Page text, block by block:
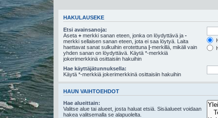
HAKULAUSEKE
Etsi avainsanoja:
Aseta + merkki sanan eteen, jonka on löydyttävä ja -
merkki sellaisen sanan eteen, jota ei saa löytyä. Laita
haettavat sanat sulkuihin erotettuna |-merkillä, mikäli vain
yhden sanan on löydyttävä. Käytä *-merkkiä
jokerimerkkinä osittaisiin hakuihin
Hae käyttäjätunnuksella:
Käytä *-merkkiä jokerimerkkinä osittaisiin hakuihin
HAUN VAIHTOEHDOT
Hae alueittain:
Valitse alue tai alueet, josta haluat etsiä. Sisäalueet voidaan
hakea valitsemalla se alapuolelta.